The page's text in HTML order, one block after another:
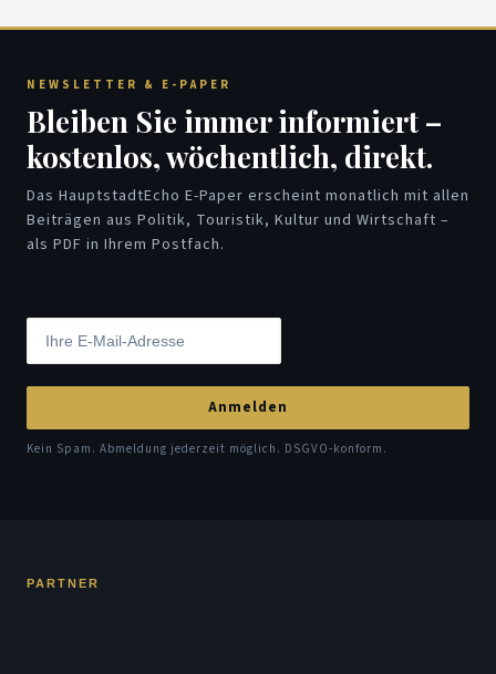
NEWSLETTER & E-PAPER
Bleiben Sie immer informiert –
kostenlos, wöchentlich, direkt.
Das HauptstadtEcho E-Paper erscheint monatlich mit allen
Beiträgen aus Politik, Touristik, Kultur und Wirtschaft –
als PDF in Ihrem Postfach.
Anmelden
Kein Spam. Abmeldung jederzeit möglich. DSGVO-konform.
PARTNER